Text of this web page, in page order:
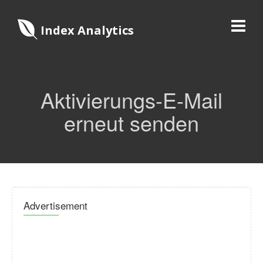
Index Analytics
Aktivierungs-E-Mail
erneut senden
Advertisement